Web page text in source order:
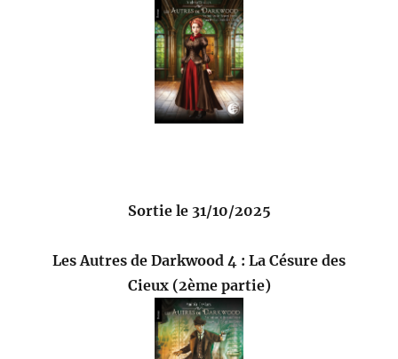
Sortie le 31/10/2025
Les Autres de Darkwood 4 : La Césure des
Cieux (2ème partie)